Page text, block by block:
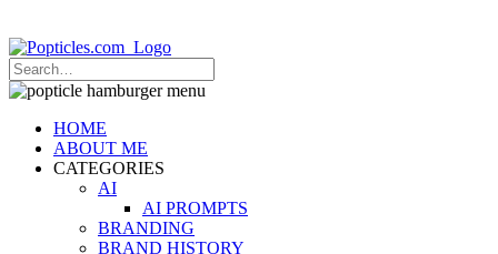
Popticles.com
HOME
ABOUT ME
CATEGORIES
AI
AI PROMPTS
BRANDING
BRAND HISTORY